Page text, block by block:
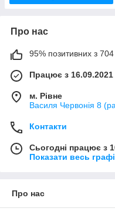
Про нас
95% позитивних з 704
Працює з 16.09.2021
м. Рівне
Василя Червонія 8
Контакти
Сьогодні працює з
Показати весь
Про нас